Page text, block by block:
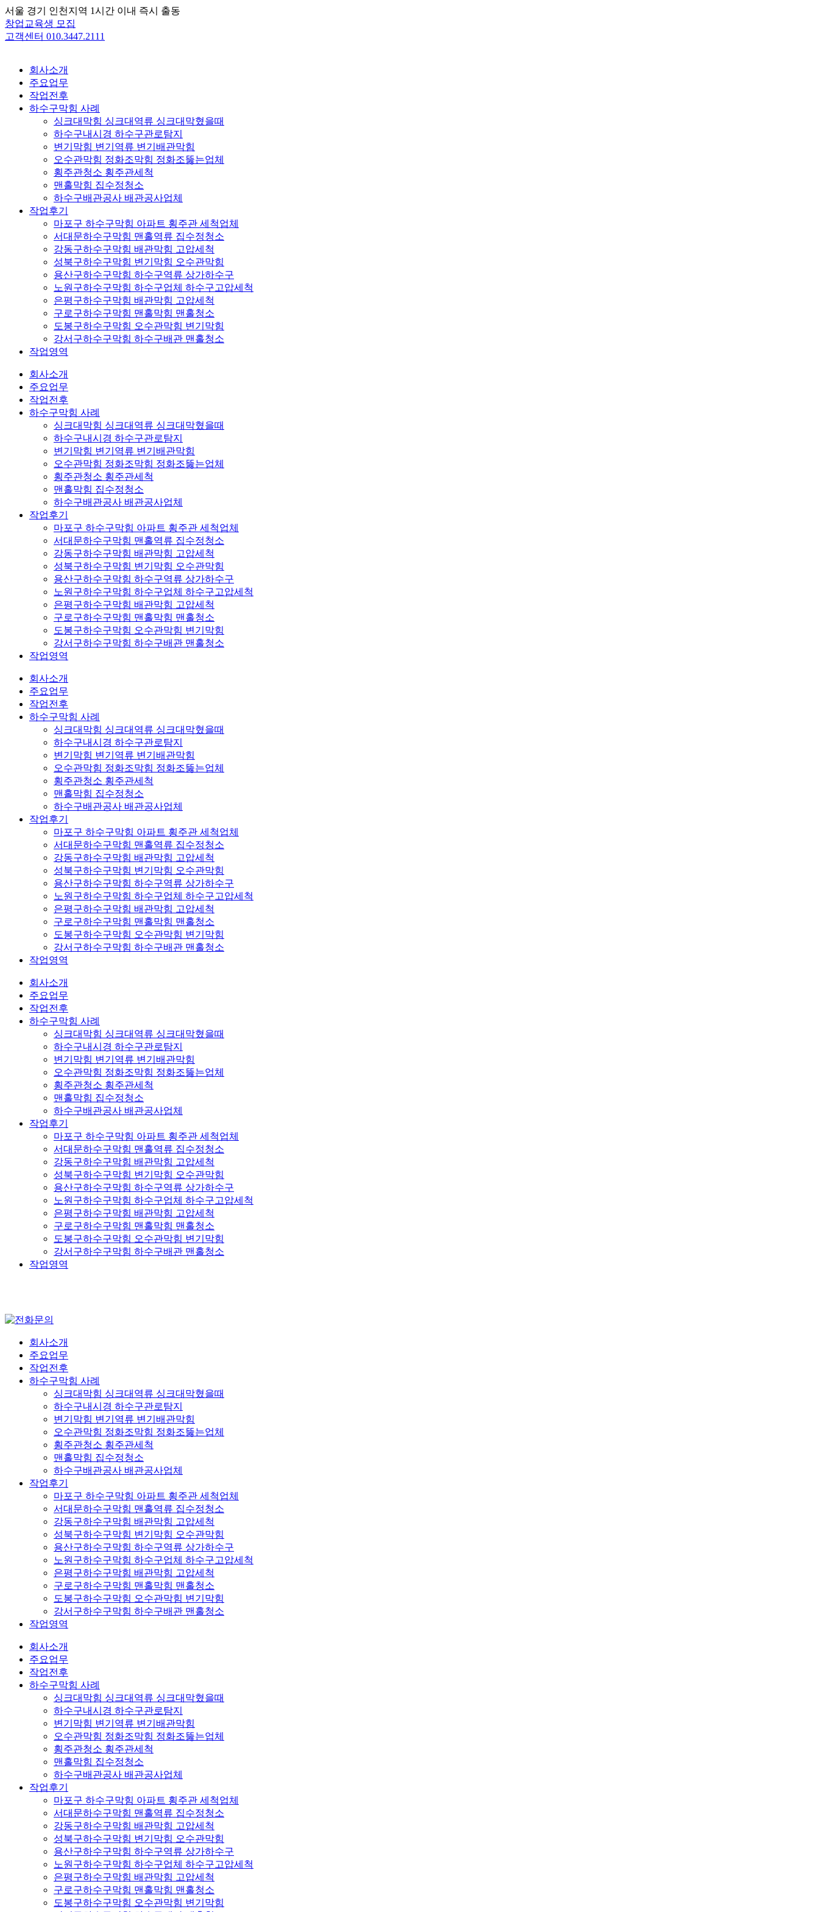
Skip
to
content
서울 경기 인천지역 1시간 이내 즉시 출동
창업교육생 모집
고객센터 010.3447.2111
회사소개
주요업무
작업전후
하수구막힘 사례
싱크대막힘 싱크대역류 싱크대막혔을때
하수구내시경 하수구관로탐지
변기막힘 변기역류 변기배관막힘
오수관막힘 정화조막힘 정화조뚫는업체
횡주관청소 횡주관세척
맨홀막힘 집수정청소
하수구배관공사 배관공사업체
작업후기
마포구 하수구막힘 아파트 횡주관 세척업체
서대문하수구막힘 맨홀역류 집수정청소
강동구하수구막힘 배관막힘 고압세척
성북구하수구막힘 변기막힘 오수관막힘
용산구하수구막힘 하수구역류 상가하수구
노원구하수구막힘 하수구업체 하수구고압세척
은평구하수구막힘 배관막힘 고압세척
구로구하수구막힘 맨홀막힘 맨홀청소
도봉구하수구막힘 오수관막힘 변기막힘
강서구하수구막힘 하수구배관 맨홀청소
작업영역
회사소개
주요업무
작업전후
하수구막힘 사례
싱크대막힘 싱크대역류 싱크대막혔을때
하수구내시경 하수구관로탐지
변기막힘 변기역류 변기배관막힘
오수관막힘 정화조막힘 정화조뚫는업체
횡주관청소 횡주관세척
맨홀막힘 집수정청소
하수구배관공사 배관공사업체
작업후기
마포구 하수구막힘 아파트 횡주관 세척업체
서대문하수구막힘 맨홀역류 집수정청소
강동구하수구막힘 배관막힘 고압세척
성북구하수구막힘 변기막힘 오수관막힘
용산구하수구막힘 하수구역류 상가하수구
노원구하수구막힘 하수구업체 하수구고압세척
은평구하수구막힘 배관막힘 고압세척
구로구하수구막힘 맨홀막힘 맨홀청소
도봉구하수구막힘 오수관막힘 변기막힘
강서구하수구막힘 하수구배관 맨홀청소
작업영역
회사소개
주요업무
작업전후
하수구막힘 사례
싱크대막힘 싱크대역류 싱크대막혔을때
하수구내시경 하수구관로탐지
변기막힘 변기역류 변기배관막힘
오수관막힘 정화조막힘 정화조뚫는업체
횡주관청소 횡주관세척
맨홀막힘 집수정청소
하수구배관공사 배관공사업체
작업후기
마포구 하수구막힘 아파트 횡주관 세척업체
서대문하수구막힘 맨홀역류 집수정청소
강동구하수구막힘 배관막힘 고압세척
성북구하수구막힘 변기막힘 오수관막힘
용산구하수구막힘 하수구역류 상가하수구
노원구하수구막힘 하수구업체 하수구고압세척
은평구하수구막힘 배관막힘 고압세척
구로구하수구막힘 맨홀막힘 맨홀청소
도봉구하수구막힘 오수관막힘 변기막힘
강서구하수구막힘 하수구배관 맨홀청소
작업영역
회사소개
주요업무
작업전후
하수구막힘 사례
싱크대막힘 싱크대역류 싱크대막혔을때
하수구내시경 하수구관로탐지
변기막힘 변기역류 변기배관막힘
오수관막힘 정화조막힘 정화조뚫는업체
횡주관청소 횡주관세척
맨홀막힘 집수정청소
하수구배관공사 배관공사업체
작업후기
마포구 하수구막힘 아파트 횡주관 세척업체
서대문하수구막힘 맨홀역류 집수정청소
강동구하수구막힘 배관막힘 고압세척
성북구하수구막힘 변기막힘 오수관막힘
용산구하수구막힘 하수구역류 상가하수구
노원구하수구막힘 하수구업체 하수구고압세척
은평구하수구막힘 배관막힘 고압세척
구로구하수구막힘 맨홀막힘 맨홀청소
도봉구하수구막힘 오수관막힘 변기막힘
강서구하수구막힘 하수구배관 맨홀청소
작업영역
회사소개
주요업무
작업전후
하수구막힘 사례
싱크대막힘 싱크대역류 싱크대막혔을때
하수구내시경 하수구관로탐지
변기막힘 변기역류 변기배관막힘
오수관막힘 정화조막힘 정화조뚫는업체
횡주관청소 횡주관세척
맨홀막힘 집수정청소
하수구배관공사 배관공사업체
작업후기
마포구 하수구막힘 아파트 횡주관 세척업체
서대문하수구막힘 맨홀역류 집수정청소
강동구하수구막힘 배관막힘 고압세척
성북구하수구막힘 변기막힘 오수관막힘
용산구하수구막힘 하수구역류 상가하수구
노원구하수구막힘 하수구업체 하수구고압세척
은평구하수구막힘 배관막힘 고압세척
구로구하수구막힘 맨홀막힘 맨홀청소
도봉구하수구막힘 오수관막힘 변기막힘
강서구하수구막힘 하수구배관 맨홀청소
작업영역
회사소개
주요업무
작업전후
하수구막힘 사례
싱크대막힘 싱크대역류 싱크대막혔을때
하수구내시경 하수구관로탐지
변기막힘 변기역류 변기배관막힘
오수관막힘 정화조막힘 정화조뚫는업체
횡주관청소 횡주관세척
맨홀막힘 집수정청소
하수구배관공사 배관공사업체
작업후기
마포구 하수구막힘 아파트 횡주관 세척업체
서대문하수구막힘 맨홀역류 집수정청소
강동구하수구막힘 배관막힘 고압세척
성북구하수구막힘 변기막힘 오수관막힘
용산구하수구막힘 하수구역류 상가하수구
노원구하수구막힘 하수구업체 하수구고압세척
은평구하수구막힘 배관막힘 고압세척
구로구하수구막힘 맨홀막힘 맨홀청소
도봉구하수구막힘 오수관막힘 변기막힘